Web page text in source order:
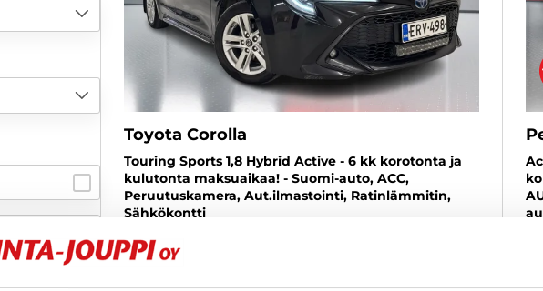
Toyota Corolla
Touring Sports 1,8 Hybrid Active - 6 kk korotonta ja
kulutonta maksuaikaa! - Suomi-auto, ACC,
Peruutuskamera, Aut.ilmastointi, Ratinlämmitin,
Sähkökontti
2020